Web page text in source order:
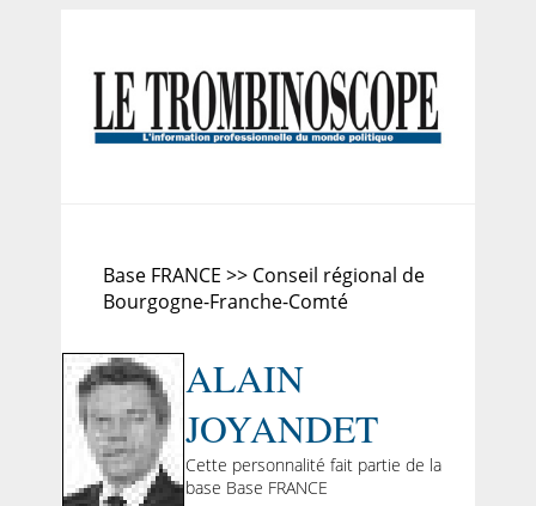
Base FRANCE >> Conseil régional de
Bourgogne-Franche-Comté
ALAIN
JOYANDET
Cette personnalité fait partie de la
base Base FRANCE